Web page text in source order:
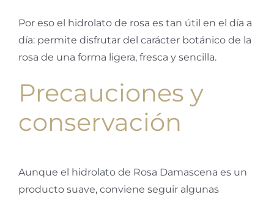
Por eso el hidrolato de rosa es tan útil en el día a
día: permite disfrutar del carácter botánico de la
rosa de una forma ligera, fresca y sencilla.
Precauciones y
conservación
Aunque el hidrolato de Rosa Damascena es un
producto suave, conviene seguir algunas